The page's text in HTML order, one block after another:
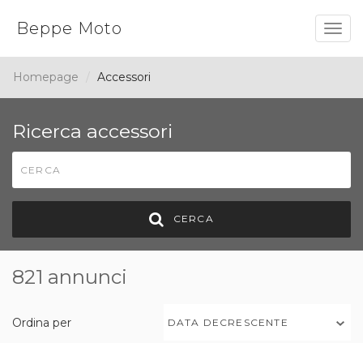
Beppe Moto
Homepage Accessori
Ricerca accessori
CERCA
821 annunci
Ordina per DATA DECRESCENTE